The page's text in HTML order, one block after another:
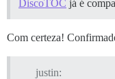
DiscoTOC já é
Com certeza!
justin: